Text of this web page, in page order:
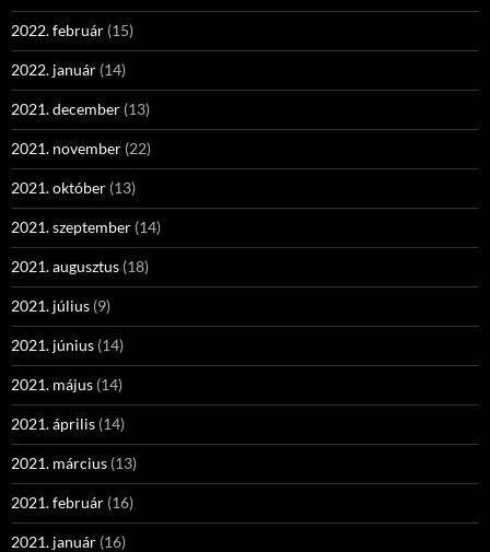
2022. február (15)
2022. január (14)
2021. december (13)
2021. november (22)
2021. október (13)
2021. szeptember (14)
2021. augusztus (18)
2021. július (9)
2021. június (14)
2021. május (14)
2021. április (14)
2021. március (13)
2021. február (16)
2021. január (16)